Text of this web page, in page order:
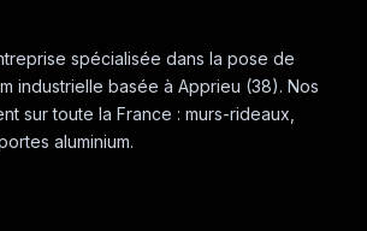
spécialisée dans la pose de
industrielle basée à Apprieu (38). Nos
sur toute la France : murs-rideaux,
aluminium.